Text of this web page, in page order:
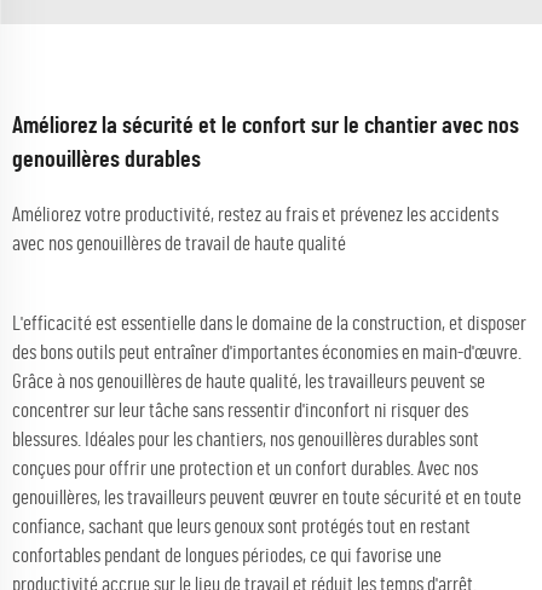
Améliorez la sécurité et le confort sur le chantier avec nos
genouillères durables
Améliorez votre productivité, restez au frais et prévenez les accidents
avec nos genouillères de travail de haute qualité
L'efficacité est essentielle dans le domaine de la construction, et disposer
des bons outils peut entraîner d'importantes économies en main-d'œuvre.
Grâce à nos genouillères de haute qualité, les travailleurs peuvent se
concentrer sur leur tâche sans ressentir d'inconfort ni risquer des
blessures. Idéales pour les chantiers, nos genouillères durables sont
conçues pour offrir une protection et un confort durables. Avec nos
genouillères, les travailleurs peuvent œuvrer en toute sécurité et en toute
confiance, sachant que leurs genoux sont protégés tout en restant
confortables pendant de longues périodes, ce qui favorise une
productivité accrue sur le lieu de travail et réduit les temps d'arrêt.